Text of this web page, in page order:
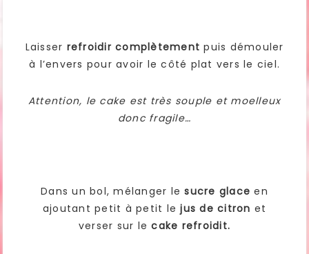
Laisser refroidir complètement puis démouler
à l’envers pour avoir le côté plat vers le ciel.
Attention, le cake est très souple et moelleux
donc fragile…
Dans un bol, mélanger le sucre glace en
ajoutant petit à petit lejus de citron et
verser sur lecake refroidit.